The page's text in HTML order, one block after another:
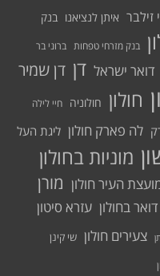
זילבר איתן לנציאנו בנק
בנק מזרחי טפחות ברוני בר
דואר ישראל דן דן שמיר
חולון חולוניה חיי לילה
לה פארק חולון ליגת העל
מוניות בחולון
העיר חולון מורן
בחולון עזרא סיטון
צעירים חולון שי קינן